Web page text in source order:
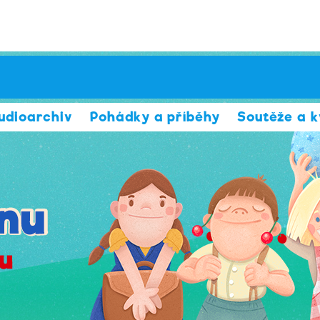
Pohádky a příběhy Soutěže a